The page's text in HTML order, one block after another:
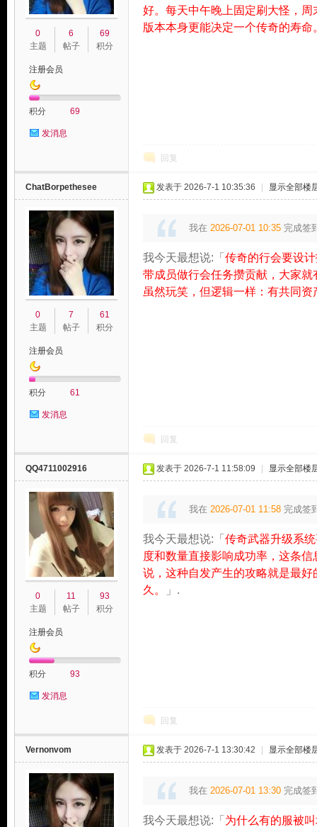
0
主题
6
帖子
69
积分
注册会员
积分 69
发消息
好。每天中午晚上固定刷大怪，
版本本身更能决定一个传奇的寿命
回复
ChatBorpethesee
0
主题
7
帖子
61
积分
注册会员
积分 61
发消息
发表于 2026-7-1 10:35:36 显示全部楼
我在 2026-07-01 10:35完成签
我今天最想说:「 传奇的行会要设
带成员做行会任务攒贡献，大家
虽然玩笑，但逻辑一样：有共同
回复
QQ4711002916
0
主题
11
帖子
93
积分
注册会员
积分 93
发消息
发表于 2026-7-1 11:58:09 显示全部楼
我在 2026-07-01 11:58完成签
我今天最想说:「 传奇武器升级系
度和数量直接影响成功率，这条
说，这种自发产生的攻略就是最
久。
」.
回复
Vernonvom 发表于 2026-7-1 13:30:42 显示全部楼
我在 2026-07-01 13:30完成签
我今天最想说:「 为什么有的服被